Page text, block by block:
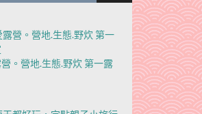
。營地.生態.野炊 第一露